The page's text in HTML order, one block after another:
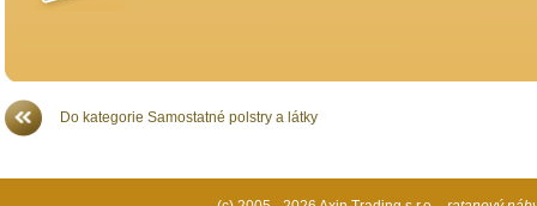
Do kategorie Samostatné polstry a látky